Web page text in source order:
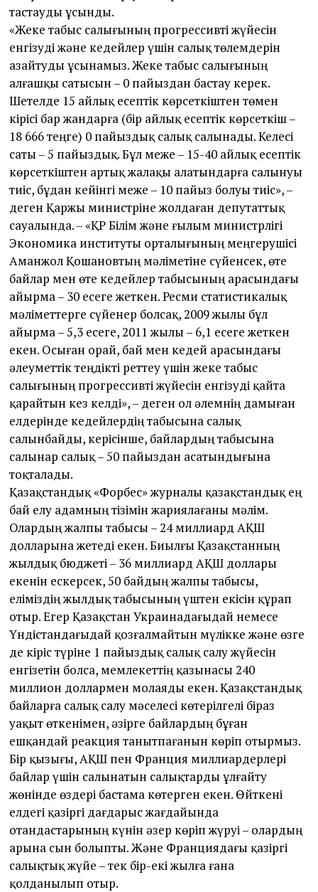
тастауды ұсынды.
«Жеке табыс салығының прогрессивті жүйесін
енгізуді және кедейлер үшін салық төлемдерін
азайтуды ұсынамыз. Жеке табыс салығының
алғашқы сатысын – 0 пайыздан бастау керек.
Шетелде 15 айлық есептік көрсеткіштен төмен
кірісі бар жандарға (бір айлық есептік көрсеткіш –
18 666 теңге) 0 пайыздық салық салынады. Келесі
саты – 5 пайыздық. Бұл меже – 15-40 айлық есептік
көрсеткіштен артық жалақы алатындарға салынуы
тиіс, бұдан кейінгі меже – 10 пайыз болуы тиіс», –
деген Қаржы министріне жолдаған депутаттық
сауалында. – «ҚР Білім және ғылым министрлігі
Экономика институты орталығының меңгерушісі
Аманжол Қошановтың мәліметіне сүйенсек, өте
байлар мен өте кедейлер табысының арасындағы
айырма – 30 есеге жеткен. Ресми статистикалық
мәліметтерге сүйенер болсақ, 2009 жылы бұл
айырма – 5,3 есеге, 2011 жылы – 6,1 есеге жеткен
екен. Осыған орай, бай мен кедей арасындағы
әлеуметтік теңдікті реттеу үшін жеке табыс
салығының прогрессивті жүйесін енгізуді қайта
қарайтын кез келді», – деген ол әлемнің дамыған
елдерінде кедейлердің табысына салық
салынбайды, керісінше, байлардың табысына
салынар салық – 50 пайыздан асатындығына
тоқталады.
Қазақстандық «Форбес» журналы қазақстандық ең
бай елу адамның тізімін жариялағаны мә­лім.
Олардың жалпы табысы – 24 миллиард АҚШ
долларына жетеді екен. Биылғы Қазақстанның
жылдық бюджеті – 36 миллиард АҚШ доллары
екенін ескерсек, 50 байдың жалпы табысы,
еліміздің жылдық табысының үштен екісін құрап
отыр. Егер Қа­зақстан Украинадағыдай немесе
Үндістандағыдай қозғалмайтын мүлікке және өзге
де кіріс түріне 1 пайыздық салық салу жүйесін
енгізетін болса, мемлекеттің қа­зынасы 240
миллион доллармен молаяды екен. Қазақстандық
байларға салық салу мәселесі көтерілгелі біраз
уақыт өткенімен, әзірге бай­лардың бұған
ешқандай реакция танытпағанын көріп отырмыз.
Бір қызығы, АҚШ пен Франция миллиардерлері
байлар үшін салынатын салықтарды ұлғайту
жөнінде өздері бастама көтерген екен. Өйт­кені
елдегі қазіргі дағдарыс жағдайында
отандастарының күнін әзер көріп жүруі – олардың
арына сын болыпты. Және Франциядағы қазіргі
салықтық жүйе – тек бір-екі жылға ғана
қолданылып отыр.